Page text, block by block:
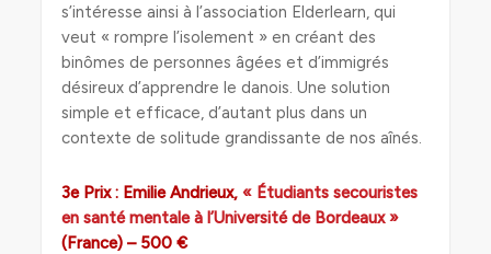
s’intéresse ainsi à l’association Elderlearn, qui
veut « rompre l’isolement » en créant des
binômes de personnes âgées et d’immigrés
désireux d’apprendre le danois. Une solution
simple et efficace, d’autant plus dans un
contexte de solitude grandissante de nos aînés.
3e Prix : Emilie Andrieux,« Étudiants secouristes
en santé mentale à l’Université de Bordeaux »
(France) – 500 €